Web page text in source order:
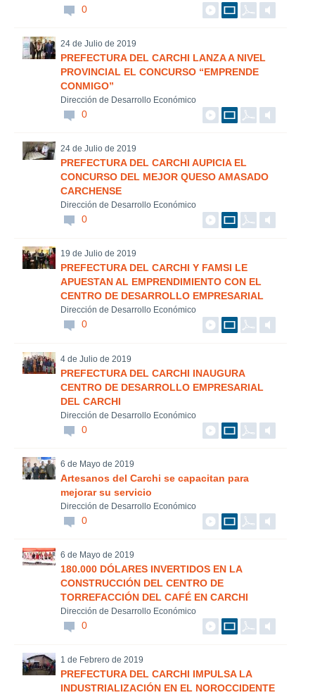
0
24 de Julio de 2019
PREFECTURA DEL CARCHI LANZA A NIVEL
PROVINCIAL EL CONCURSO “EMPRENDE
CONMIGO”
Dirección de Desarrollo Económico
0
24 de Julio de 2019
PREFECTURA DEL CARCHI AUPICIA EL
CONCURSO DEL MEJOR QUESO AMASADO
CARCHENSE
Dirección de Desarrollo Económico
0
19 de Julio de 2019
PREFECTURA DEL CARCHI Y FAMSI LE
APUESTAN AL EMPRENDIMIENTO CON EL
CENTRO DE DESARROLLO EMPRESARIAL
Dirección de Desarrollo Económico
0
4 de Julio de 2019
PREFECTURA DEL CARCHI INAUGURA
CENTRO DE DESARROLLO EMPRESARIAL
DEL CARCHI
Dirección de Desarrollo Económico
0
6 de Mayo de 2019
Artesanos del Carchi se capacitan para
mejorar su servicio
Dirección de Desarrollo Económico
0
6 de Mayo de 2019
180.000 DÓLARES INVERTIDOS EN LA
CONSTRUCCIÓN DEL CENTRO DE
TORREFACCIÓN DEL CAFÉ EN CARCHI
Dirección de Desarrollo Económico
0
1 de Febrero de 2019
PREFECTURA DEL CARCHI IMPULSA LA
INDUSTRIALIZACIÓN EN EL NOROCCIDENTE